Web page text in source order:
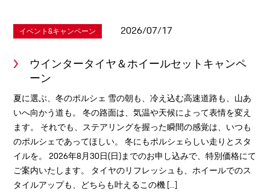
イベント&キャンペーン 2026/07/17
ウインタータイヤ＆ホイールセットキャンペ
ーン
夏に選ぶ、冬のポルシェ 雪の朝も、冷え込む高速道路も、山あ
いへ向かう道も。 冬の路面は、気温や天候によって表情を変え
ます。 それでも、ステアリングを握った瞬間の感覚は、いつも
のポルシェであってほしい。 冬にもポルシェらしい走りとスタ
イルを。 2026年8月30日(日)までのお申し込みで、特別価格にて
ご案内いたします。 タイヤのリフレッシュも、ホイールでのス
タイルアップも、どちらも叶えるこの機 [...]